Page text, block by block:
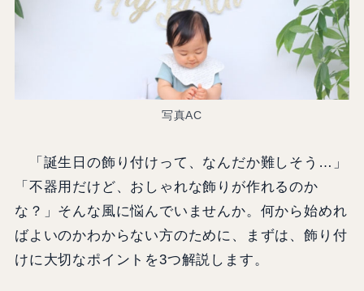
写真AC
「誕生日の飾り付けって、なんだか難しそう…」
「不器用だけど、おしゃれな飾りが作れるのか
な？」そんな風に悩んでいませんか。何から始めれ
ばよいのかわからない方のために、まずは、飾り付
けに大切なポイントを3つ解説します。